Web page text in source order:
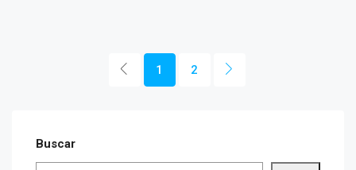
1 2
Buscar